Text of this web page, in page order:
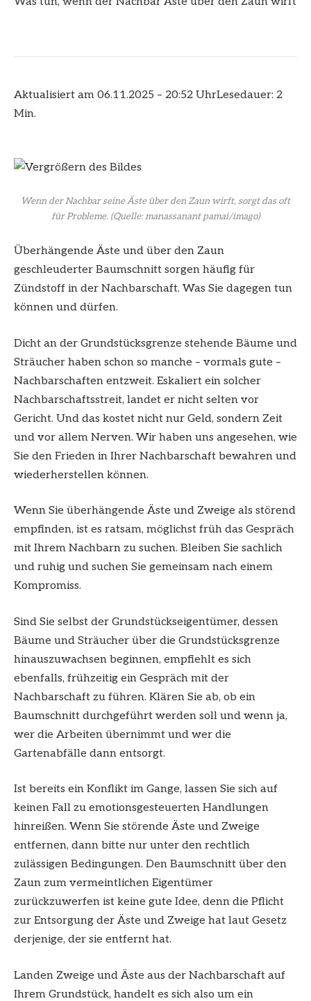
Aktualisiert am 06.11.2025 – 20:52 UhrLesedauer: 2
Min.
Wenn der Nachbar seine Äste über den Zaun wirft, sorgt das oft
für Probleme.(Quelle: manassanant pamai/imago)
Überhängende Äste und über den Zaun
geschleuderter Baumschnitt sorgen häufig für
Zündstoff in der Nachbarschaft. Was Sie dagegen tun
können und dürfen.
Dicht an der Grundstücksgrenze stehende Bäume und
Sträucher haben schon so manche – vormals gute –
Nachbarschaften entzweit. Eskaliert ein solcher
Nachbarschaftsstreit, landet er nicht selten vor
Gericht. Und das kostet nicht nur Geld, sondern Zeit
und vor allem Nerven. Wir haben uns angesehen, wie
Sie den Frieden in Ihrer Nachbarschaft bewahren und
wiederherstellen können.
Wenn Sie überhängende Äste und Zweige als störend
empfinden, ist es ratsam, möglichst früh das Gespräch
mit Ihrem Nachbarn zu suchen. Bleiben Sie sachlich
und ruhig und suchen Sie gemeinsam nach einem
Kompromiss.
Sind Sie selbst der Grundstückseigentümer, dessen
Bäume und Sträucher über die Grundstücksgrenze
hinauszuwachsen beginnen, empfiehlt es sich
ebenfalls, frühzeitig ein Gespräch mit der
Nachbarschaft zu führen. Klären Sie ab, ob ein
Baumschnitt durchgeführt werden soll und wenn ja,
wer die Arbeiten übernimmt und wer die
Gartenabfälle dann entsorgt.
Ist bereits ein Konflikt im Gange, lassen Sie sich auf
keinen Fall zu emotionsgesteuerten Handlungen
hinreißen. Wenn Sie störende Äste und Zweige
entfernen, dann bitte nur unter den rechtlich
zulässigen Bedingungen. Den Baumschnitt über den
Zaun zum vermeintlichen Eigentümer
zurückzuwerfen ist keine gute Idee, denn die Pflicht
zur Entsorgung der Äste und Zweige hat laut Gesetz
derjenige, der sie entfernt hat.
Landen Zweige und Äste aus der Nachbarschaft auf
Ihrem Grundstück, handelt es sich also um ein